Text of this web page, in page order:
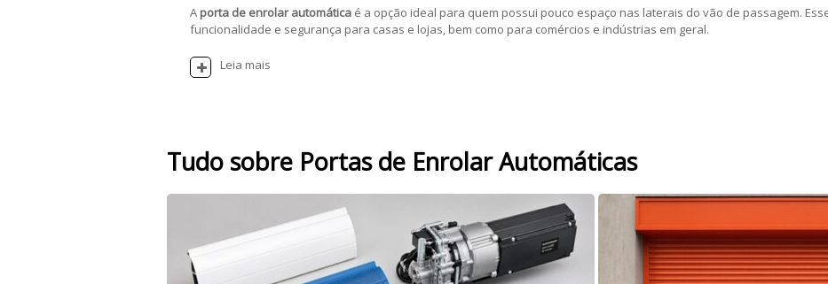
A porta de enrolar automática é a opção ideal para quem possui pouco espaço nas laterais do vão de passagem.
funcionalidade e segurança para casas e lojas, bem como para comércios e indústrias em geral.
Leia mais
Tudo sobre Portas de Enrolar Automáticas